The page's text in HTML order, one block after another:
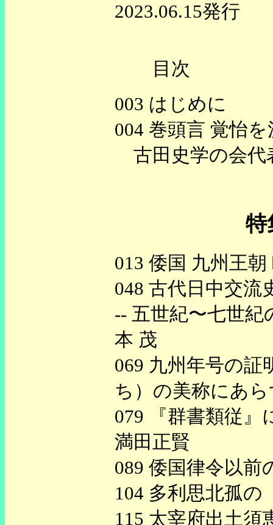
2023.06.15発行
目次
003 はじめに
004 巻頭言 覚怡
古田史学の会代
013 倭国 九州王
048 古代日中交流
-- 五世紀〜七世
本 茂
069 九州年号の証
ち）の美称にあ
079 『群書類従
満田正賢
089 倭国律令以前
104 多利思北孤の
115 太宰府出土須